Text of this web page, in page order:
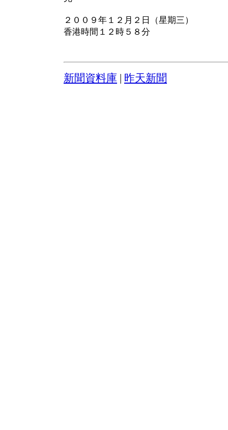
２００９年１２月２日（星期三）
香港時間１２時５８分
新聞資料庫 昨天新聞